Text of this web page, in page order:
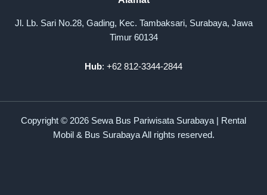
Jl. Lb. Sari No.28, Gading, Kec. Tambaksari, Surabaya, Jawa
Timur 60134
Hub: +62 812-3344-2844
Copyright © 2026 Sewa Bus Pariwisata Surabaya | Rental
Mobil & Bus Surabaya All rights reserved.